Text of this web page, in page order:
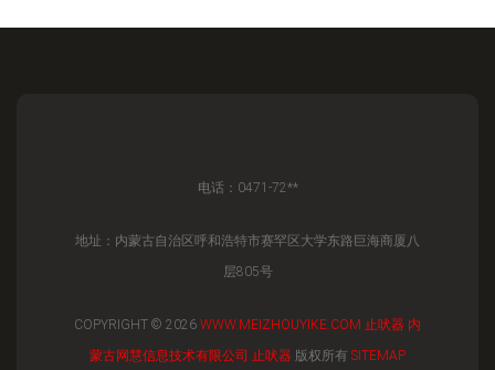
电话：0471-72**
地址：内蒙古自治区呼和浩特市赛罕区大学东路巨海商厦八
层805号
COPYRIGHT © 2026 WWW.MEIZHOUYIKE.COM 止吠器 内
蒙古网慧信息技术有限公司 止吠器 版权所有 SITEMAP